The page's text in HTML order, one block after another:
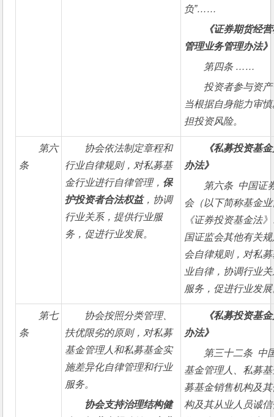
负”……
《证券期货经
管理业务管理办法》
第四条 ……
投资者参与资
当根据自身能力审
担投资风险。
第六
条
协会依法制定章程和
行业自律规则，对私募基
金行业进行自律管理， 保
护投资者合法权益，协调
行业关系，提供行业服
务，促进行业发展。
《私募投资基
办法》
第六条  中国证
会（以下简称基金
《证券投资基金法
国证监会其他有关
会自律规则，对私
业自律，协调行业
服务，促进行业发
第七
条
协会按照分类管理、
扶优限劣的原则，对私募
基金管理人和私募基金实
施差异化自律管理和行业
服务。
协会支持治理结构健
《私募投资基
办法》
第三十二条  中
基金管理人、私募
募基金销售机构及
构及其从业人员诚